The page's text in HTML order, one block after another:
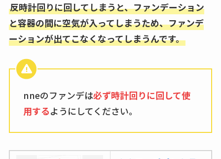
amazonなど通販の販
売店も調査
エッセンシャルフラ
売ってるか・代替品
など解説
復刻はある？ウルト
反時計回りに回してしまうと、ファンデーション
と容器の間に空気が入ってしまうため、ファンデ
ーションが出てこなくなってしまうんです。
nneのファンデは必ず時計回りに回して使
用するようにしてください。